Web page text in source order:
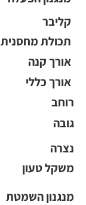
קליבר
תכולת מחסנית
אורך קנה
אורך כללי
רוחב
גובה
נצרה
משקל טעון
מנגנון השמטת